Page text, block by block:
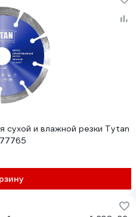
сухой и влажной резки Tytan